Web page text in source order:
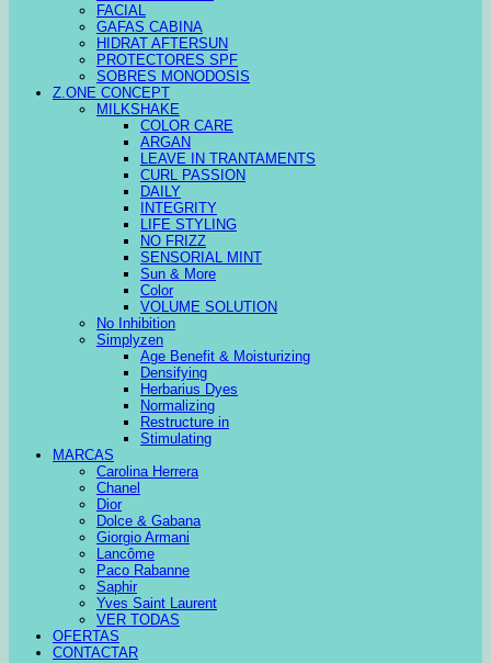
FACIAL
GAFAS CABINA
HIDRAT AFTERSUN
PROTECTORES SPF
SOBRES MONODOSIS
Z.ONE CONCEPT
MILKSHAKE
COLOR CARE
ARGAN
LEAVE IN TRANTAMENTS
CURL PASSION
DAILY
INTEGRITY
LIFE STYLING
NO FRIZZ
SENSORIAL MINT
Sun & More
Color
VOLUME SOLUTION
No Inhibition
Simplyzen
Age Benefit & Moisturizing
Densifying
Herbarius Dyes
Normalizing
Restructure in
Stimulating
MARCAS
Carolina Herrera
Chanel
Dior
Dolce & Gabana
Giorgio Armani
Lancôme
Paco Rabanne
Saphir
Yves Saint Laurent
VER TODAS
OFERTAS
CONTACTAR